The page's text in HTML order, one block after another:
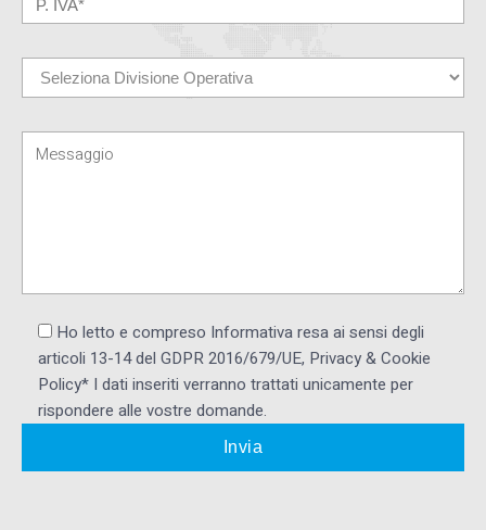
Ho letto e compreso Informativa resa ai ​sensi degli
articoli 13-14 del GDPR 2016/679/UE, Privacy & Cookie
Policy* I dati inseriti verranno trattati unicamente per
rispondere alle vostre domande.